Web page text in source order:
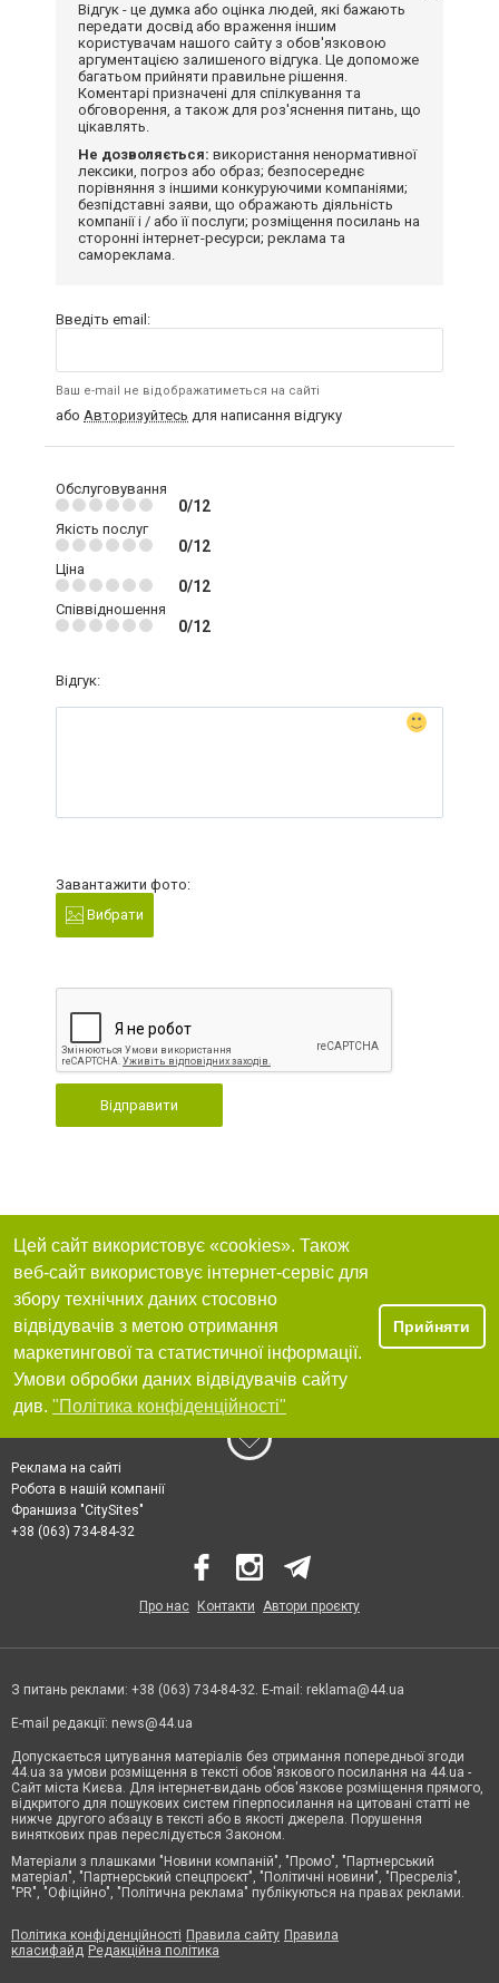
Відгук - це думка або оцінка людей, які бажають
передати досвід або враження іншим
користувачам нашого сайту з обов'язковою
аргументацією залишеного відгука. Це допоможе
багатьом прийняти правильне рішення.
Коментарі призначені для спілкування та
обговорення, а також для роз'яснення питань, що
цікавлять.
Не дозволяється: використання ненормативної
лексики, погроз або образ; безпосереднє
порівняння з іншими конкуруючими компаніями;
безпідставні заяви, що ображають діяльність
компанії і / або її послуги; розміщення посилань на
сторонні інтернет-ресурси; реклама та
самореклама.
Введіть email:
Ваш e-mail не відображатиметься на сайті
або Авторизуйтесь для написання відгуку
Обслуговування
0/12
Якість послуг
0/12
Ціна
0/12
Співвідношення
0/12
Відгук:
Завантажити фото:
Вибрати
Відправити
Цей сайт використовує «cookies». Також
веб-сайт використовує інтернет-сервіс для
збору технічних даних стосовно
відвідувачів з метою отримання
маркетингової та статистичної інформації.
Умови обробки даних відвідувачів сайту
див. "Політика конфіденційності"
Прийняти
Реклама на сайті
Робота в нашій компанії
Франшиза "CitySites"
+38 (063) 734-84-32
Про нас Контакти Автори проєкту
З питань реклами: +38 (063) 734-84-32. E-mail: reklama@44.ua
E-mail редакції: news@44.ua
Допускається цитування матеріалів без отримання попередньої згоди
44.ua за умови розміщення в тексті обов'язкового посилання на 44.ua -
Сайт міста Києва. Для інтернет-видань обов'язкове розміщення прямого,
відкритого для пошукових систем гіперпосилання на цитовані статті не
нижче другого абзацу в тексті або в якості джерела. Порушення
виняткових прав переслідується Законом.
Матеріали з плашками "Новини компаній", "Промо", "Партнерський
матеріал", "Партнерський спецпроєкт", "Політичні новини", "Пресреліз",
"PR", "Офіційно", "Політична реклама" публікуються на правах реклами.
Політика конфіденційності Правила сайту Правила
класифайд Редакційна політика